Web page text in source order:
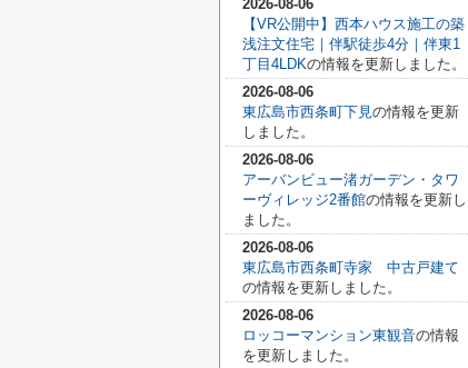
2026-08-06
【VR公開中】西本ハウス施工の築
浅注文住宅｜伴駅徒歩4分｜伴東1
丁目4LDKの情報を更新しました。
2026-08-06
東広島市西条町下見の情報を更新
しました。
2026-08-06
アーバンビュー渚ガーデン・タワ
ーヴィレッジ2番館の情報を更新し
ました。
2026-08-06
東広島市西条町寺家 中古戸建て
の情報を更新しました。
2026-08-06
ロッコーマンション東観音の情報
を更新しました。